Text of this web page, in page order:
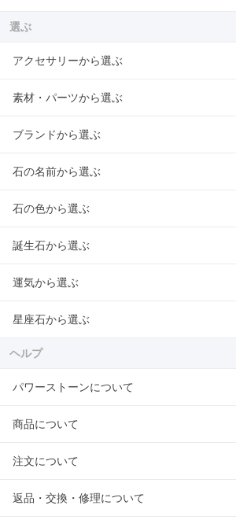
選ぶ
アクセサリーから選ぶ
素材・パーツから選ぶ
ブランドから選ぶ
石の名前から選ぶ
石の色から選ぶ
誕生石から選ぶ
運気から選ぶ
星座石から選ぶ
ヘルプ
パワーストーンについて
商品について
注文について
返品・交換・修理について